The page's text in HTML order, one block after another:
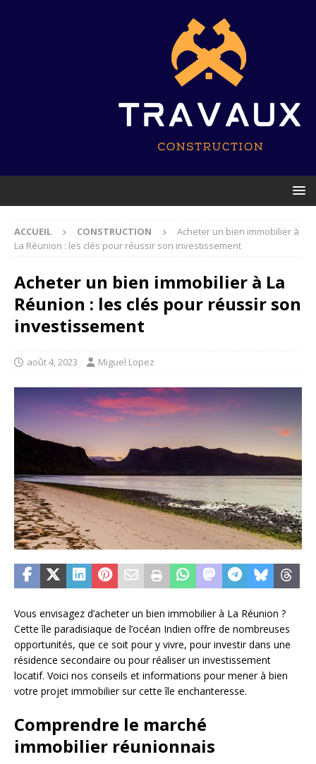
ACCUEIL CONSTRUCTION
Acheter un bien immobilier à
La Réunion : les clés pour réussir son investissement
Acheter un bien immobilier à La
Réunion : les clés pour réussir son
investissement
août 4, 2023 Miguel Lopez
Vous envisagez d’acheter un bien immobilier à La Réunion ?
Cette île paradisiaque de l’océan Indien offre de nombreuses
opportunités, que ce soit pour y vivre, pour investir dans une
résidence secondaire ou pour réaliser un investissement
locatif. Voici nos conseils et informations pour mener à bien
votre projet immobilier sur cette île enchanteresse.
Comprendre le marché
immobilier réunionnais